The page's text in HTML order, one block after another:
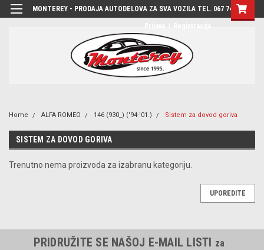
MONTEREY - PRODAJA AUTODELOVA ZA SVA VOZILA TEL. 067 7444-780
Home ALFA ROMEO 146 (930_) ('94-'01.) Sistem za dovod goriva
SISTEM ZA DOVOD GORIVA
Trenutno nema proizvoda za izabranu kategoriju.
UPOREDITE
PRIDRUŽITE SE NAŠOJ E-MAIL LISTI za